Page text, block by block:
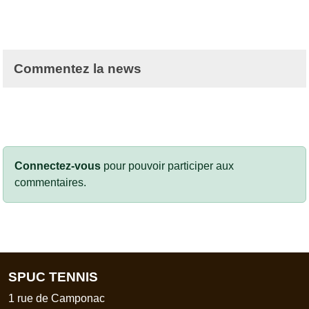
Commentez la news
Connectez-vous pour pouvoir participer aux
commentaires.
SPUC TENNIS
1 rue de Camponac